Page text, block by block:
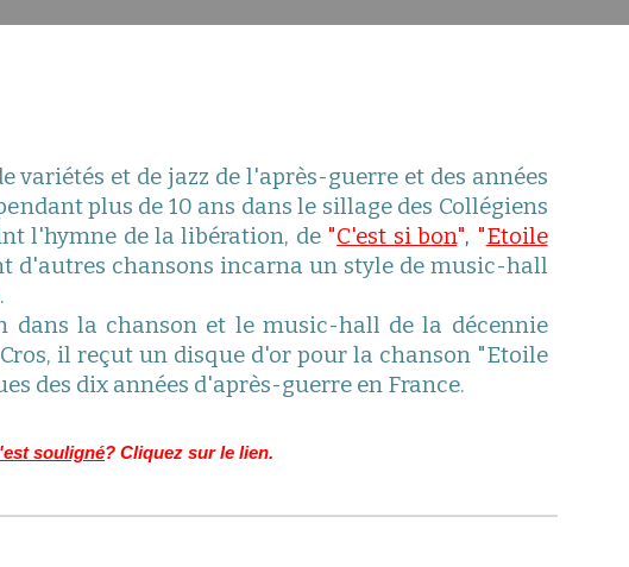
variétés et de jazz de l'après-guerre et des années
plus de 10 ans dans le sillage des Collégiens
l'hymne de la libération, de "C'est si bon", "Etoile
d'autres chansons incarna un style de music-hall
dans la chanson et le music-hall de la décennie
il reçutun disque d'or pour la chanson "Etoile
des dix années d'après-guerre en France.
souligné? Cliquez sur le lien.